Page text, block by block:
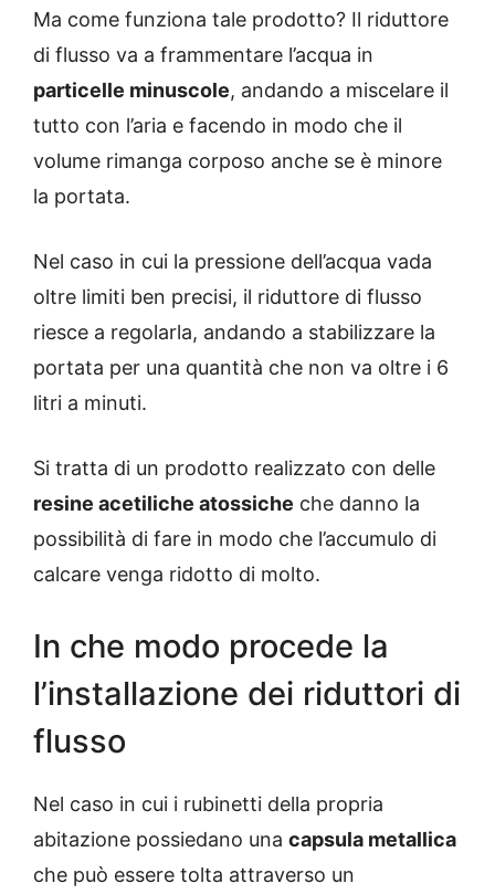
Ma come funziona tale prodotto? Il riduttore
di flusso va a frammentare l’acqua in
particelle minuscole, andando a miscelare il
tutto con l’aria e facendo in modo che il
volume rimanga corposo anche se è minore
la portata.
Nel caso in cui la pressione dell’acqua vada
oltre limiti ben precisi, il riduttore di flusso
riesce a regolarla, andando a stabilizzare la
portata per una quantità che non va oltre i 6
litri a minuti.
Si tratta di un prodotto realizzato con delle
resine acetiliche atossiche che danno la
possibilità di fare in modo che l’accumulo di
calcare venga ridotto di molto.
In che modo procede la
l’installazione dei riduttori di
flusso
Nel caso in cui i rubinetti della propria
abitazione possiedano una capsula metallica
che può essere tolta attraverso un